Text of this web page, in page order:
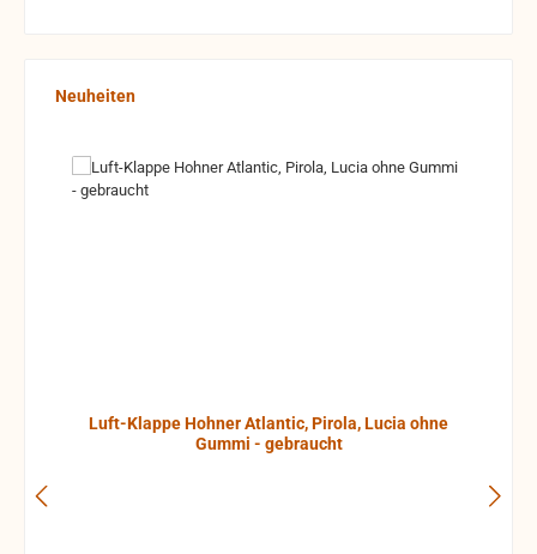
Produktgalerie überspringen
Neuheiten
Luft-Klappe Hohner Atlantic, Pirola, Lucia ohne
Gummi - gebraucht